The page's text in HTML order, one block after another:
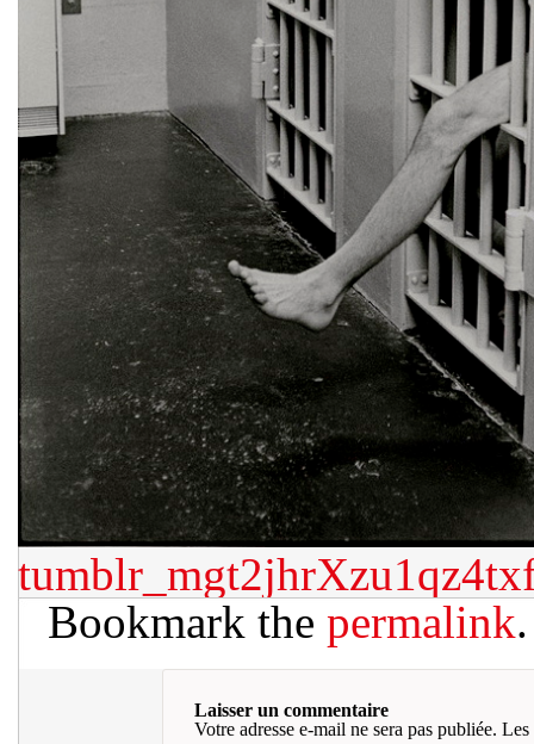
Bookmark the permalink.
Laisser un commentaire
Votre adresse e-mail ne sera pas publiée. Les